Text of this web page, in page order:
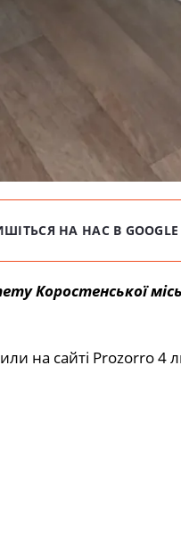
НА НАС В GOOGLE
Коростенської
на сайті Prozorro 4